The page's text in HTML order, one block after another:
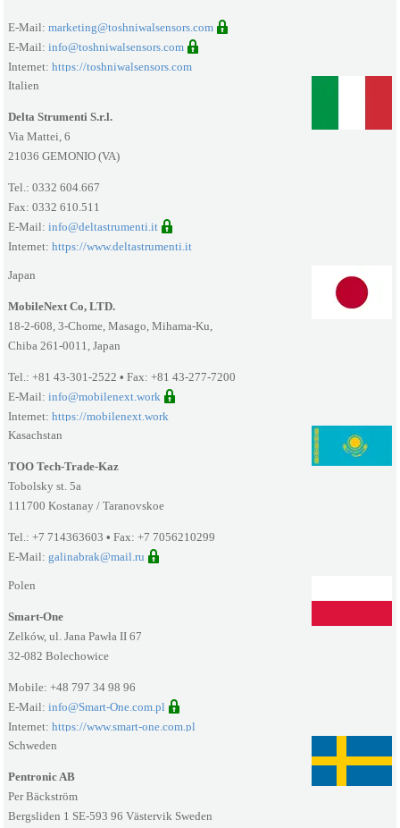
E-Mail:marketing@toshniwalsensors.com
E-Mail:info@toshniwalsensors.com
Internet:https://toshniwalsensors.com
Italien
Delta Strumenti S.r.l.
Via Mattei, 6
21036 GEMONIO (VA)
Tel.: 0332 604.667
Fax: 0332 610.511
E-Mail:info@deltastrumenti.it
Internet:https://www.deltastrumenti.it
Japan
MobileNext Co, LTD.
18-2-608, 3-Chome, Masago, Mihama-Ku,
Chiba 261-0011, Japan
Tel.: +81 43-301-2522 •Fax: +81 43-277-7200
E-Mail:info@mobilenext.work
Internet:https://mobilenext.work
Kasachstan
TOO Tech-Trade-Kaz
Tobolsky st. 5a
111700 Kostanay / Taranovskoe
Tel.: +7 714363603 •Fax: +7 7056210299
E-Mail:galinabrak@mail.ru
Polen
Smart-One
Zelków, ul. Jana Pawła II 67
32-082 Bolechowice
Mobile: +48 797 34 98 96
E-Mail:info@Smart-One.com.pl
Internet:https://www.smart-one.com.pl
Schweden
Pentronic AB
Per Bäckström
Bergsliden 1 SE-593 96 Västervik Sweden